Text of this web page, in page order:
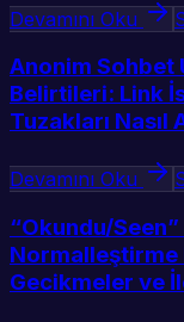
Devamını Oku
Anonim Sohbet
Belirtileri: Link
Tuzakları Nasıl
Devamını Oku
“Okundu/
Normalleştirme
Gecikmeler ve